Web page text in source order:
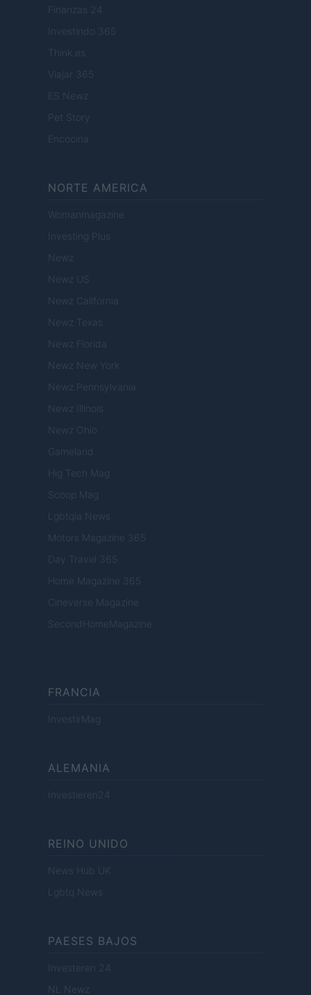
Finanzas 24
Investindo 365
Think.es
Viajar 365
ES Newz
Pet Story
Encocina
NORTE AMERICA
Womanmagazine
Investing Plus
Newz
Newz US
Newz California
Newz Texas
Newz Florida
Newz New York
Newz Pennsylvania
Newz Illinois
Newz Ohio
Gameland
Hig Tech Mag
Scoop Mag
Lgbtqia News
Motors Magazine 365
Day Travel 365
Home Magazine 365
Cineverse Magazine
SecondHomeMagazine
FRANCIA
InvestirMag
ALEMANIA
Investieren24
REINO UNIDO
News Hub UK
Lgbtq News
PAESES BAJOS
Investeren 24
NL Newz